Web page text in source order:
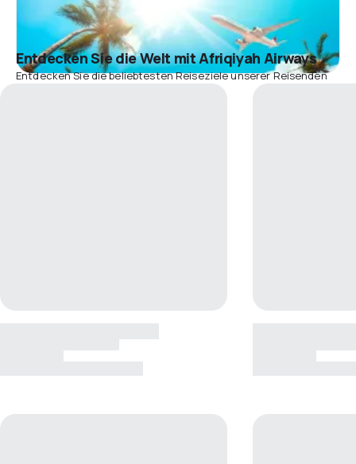
Entdecken Sie die Welt mit Afriqiyah Airways
Entdecken Sie die beliebtesten Reiseziele unserer Reisenden